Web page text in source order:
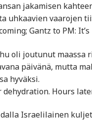
jakamisen
uhkaavien vaarojen
Gantz to PM:
oli joutunut maassa
päivänä, mutta
hyväksi.
Hours
Israelilainen